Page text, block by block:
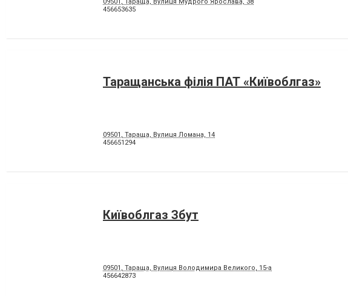
456653635
Таращанська філія ПАТ «Київоблгаз»
09501, Тараща, Вулиця Ломана, 14
456651294
Київоблгаз Збут
09501, Тараща, Вулиця Володимира Великого, 15-а
456642873